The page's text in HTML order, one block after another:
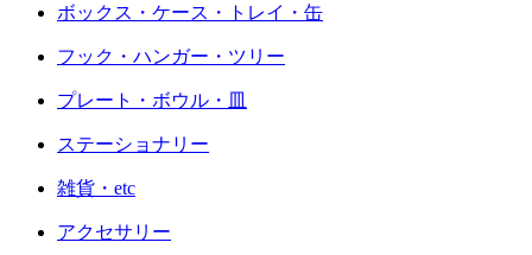
ボックス・ケース・トレイ・缶
フック・ハンガー・ツリー
プレート・ボウル・皿
ステーショナリー
雑貨・etc
アクセサリー